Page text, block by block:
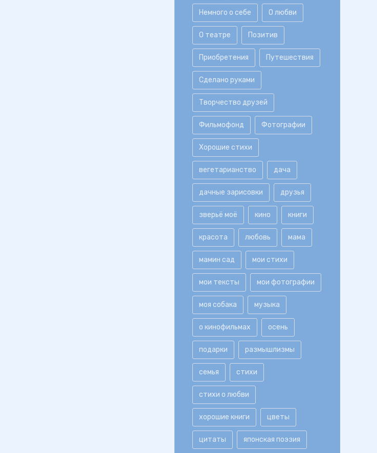
Немного о себе О любви
О театре Позитив
Приобретения Путешествия
Сделано руками
Творчество друзей
Фильмофонд Фотографии
Хорошие стихи
вегетарианство дача
дачные зарисовки друзья
зверьё моё кино книги
красота любовь мама
мамин сад мои стихи
мои тексты мои фотографии
моя собака музыка
о кинофильмах осень
подарки размышлизмы
семья стихи
стихи о любви
хорошие книги цветы
цитаты японская поэзия